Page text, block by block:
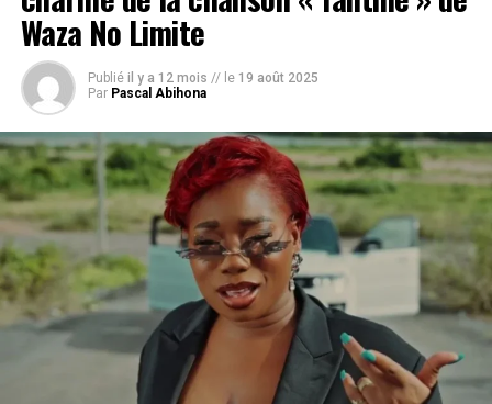
Waza No Limite
Publié il y a 12 mois // le 19 août 2025
Par Pascal Abihona